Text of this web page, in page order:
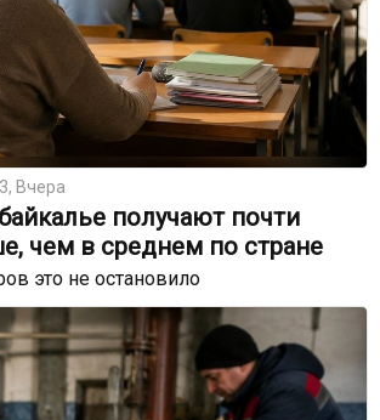
Вчера
получают почти
чем в среднем по стране
это не остановило